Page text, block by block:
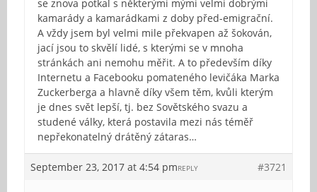
se znova potkal s některými mými velmi dobrými
kamarády a kamarádkami z doby před-emigrační.
A vždy jsem byl velmi mile překvapen až šokován,
jací jsou to skvělí lidé, s kterými se v mnoha
stránkách ani nemohu měřit. A to především díky
Internetu a Facebooku pomateného levičáka Marka
Zuckerberga a hlavně díky všem těm, kvůli kterým
je dnes svět lepší, tj. bez Sovětského svazu a
studené války, která postavila mezi nás téměř
nepřekonatelný drátěný zátaras…
September 23, 2017 at 4:54 pm #3721
REPLY